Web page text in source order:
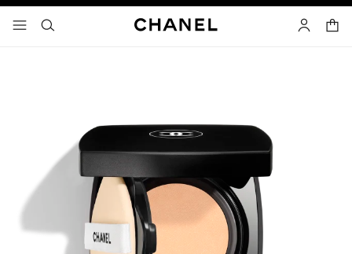
메뉴 - 기본 탐색
- 네비게이션
검색 마이 페
장바